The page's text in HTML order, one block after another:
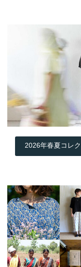
2026年春夏コレ